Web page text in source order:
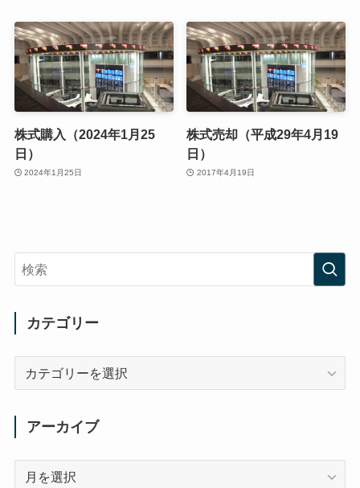
株式購入（2024年1月25
日）
2024年1月25日
株式売却（平成29年4月19
日）
2017年4月19日
カテゴリー
アーカイブ